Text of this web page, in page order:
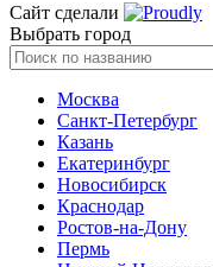
Сайт сделали
Выбрать город
Москва
Санкт-Петербург
Казань
Екатеринбург
Новосибирск
Краснодар
Ростов-на-Дону
Пермь